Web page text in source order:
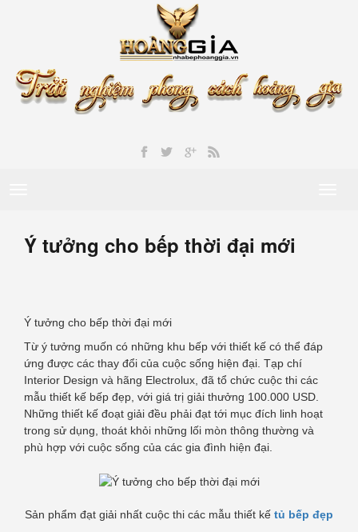
Ý tưởng cho bếp thời đại mới
Ý tưởng cho bếp thời đại mới
Từ ý tưởng muốn có những khu bếp với thiết kế có thể đáp
ứng được các thay đổi của cuộc sống hiện đại. Tạp chí
Interior Design và hãng Electrolux, đã tổ chức cuộc thi các
mẫu thiết kế bếp đẹp, với giá trị giải thưởng 100.000 USD.
Những thiết kế đoạt giải đều phải đạt tới mục đích linh hoạt
trong sử dụng, thoát khỏi những lối mòn thông thường và
phù hợp với cuộc sống của các gia đình hiện đại.
Sản phẩm đạt giải nhất cuộc thi các mẫu thiết kế tủ bếp đẹp